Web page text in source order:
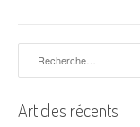
Articles récents